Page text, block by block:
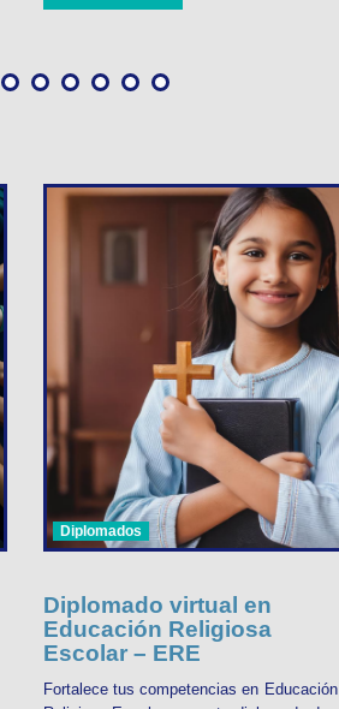
Diplomados
Diplomado virtual en
Educación Religiosa
Escolar – ERE
Fortalece tus competencias en Educación